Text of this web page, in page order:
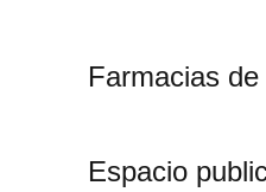
Farmacias
Espacio